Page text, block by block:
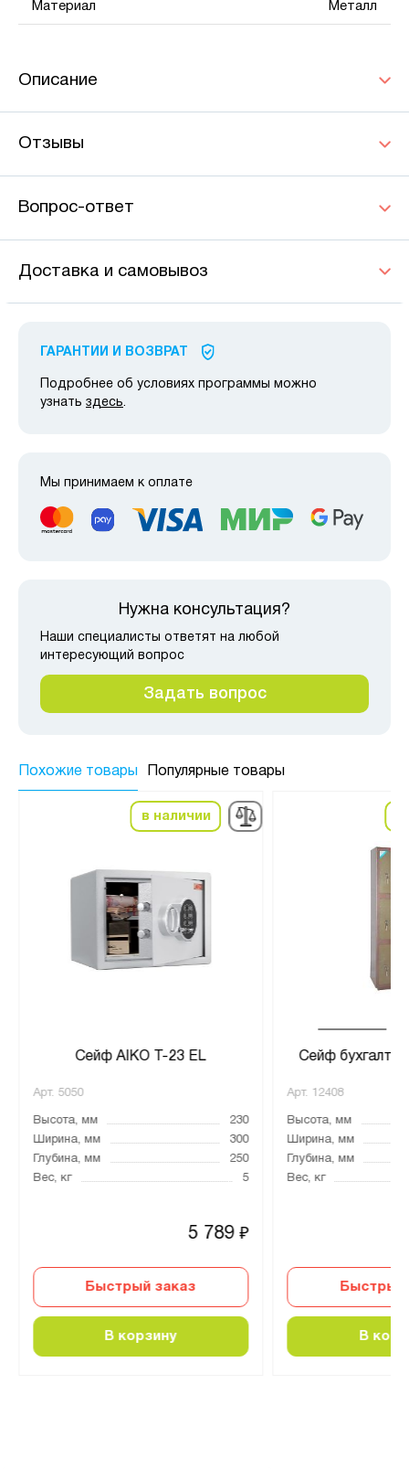
Материал Металл
Описание
Отзывы
Вопрос-ответ
Доставка и самовывоз
ГАРАНТИИ И ВОЗВРАТ
Подробнее об условиях программы можно
узнать здесь.
Мы принимаем к оплате
Нужна консультация?
Наши специалисты ответят на любой
интересующий вопрос
Задать вопрос
Похожие товары Популярные товары
в наличии
Сейф AIKO T-23 EL
Арт. 5050
Высота, мм
230
Ширина, мм
300
Глубина, мм
250
Вес, кг
5
5 789₽
Быстрый заказ
В корзину
Сейф
Арт. 12408
Высота, мм
Ширина, мм
Глубина, мм
Вес, кг
Быстрый
В